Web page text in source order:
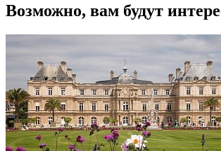
Возможно, вам будут